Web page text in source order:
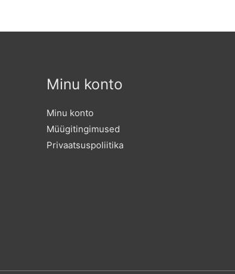
Minu konto
Minu konto
Müügitingimused
Privaatsuspoliitika